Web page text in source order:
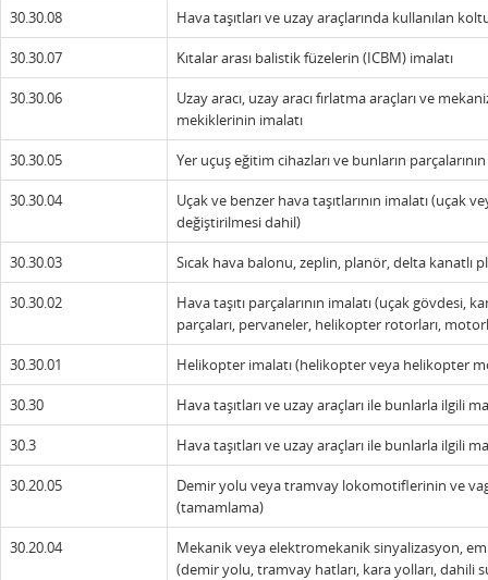
30.30.08 Hava taşıtları ve uzay araçlarında kullanılan
30.30.07 Kıtalar arası balistik füzelerin (ICBM) imalatı
30.30.06
Uzay aracı, uzay aracı fırlatma araçları ve
mekiklerinin imalatı
30.30.05 Yer uçuş eğitim cihazları ve bunların
30.30.04
Uçak ve benzer hava taşıtlarının imalatı (uçak
değiştirilmesi dahil)
30.30.03 Sıcak hava balonu, zeplin, planör, delta kanatlı
30.30.02
Hava taşıtı parçalarının imalatı (uçak gövdesi,
parçaları, pervaneler, helikopter rotorları,
30.30.01 Helikopter imalatı (helikopter veya helikopter
30.30 Hava taşıtları ve uzay araçları ile bunlarla ilgili
30.3 Hava taşıtları ve uzay araçları ile bunlarla ilgili
30.20.05
Demir yolu veya tramvay lokomotiflerinin ve
(tamamlama)
30.20.04
Mekanik veya elektromekanik sinyalizasyon,
(demir yolu, tramvay hatları, kara yolları, dahili